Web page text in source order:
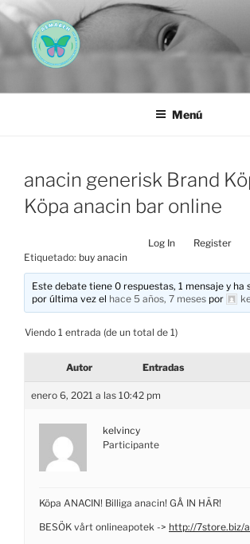
Saltar
al
contenido
AEMAREH
Menú
anacin generisk Brand
Köpa anacin bar online
Log In Register
Etiquetado: buy anacin
Este debate tiene 0 respuestas, 1 mensaje y ha
por última vez el hace 5 años, 7 meses por
Viendo 1 entrada (de un total de 1)
Autor Entradas
enero 6, 2021 a las 10:42 pm
kelvincy
Participante
Köpa ANACIN! Billiga anacin! GÅ IN HÄR!
BESÖK vårt onlineapotek -> http://7store.biz/